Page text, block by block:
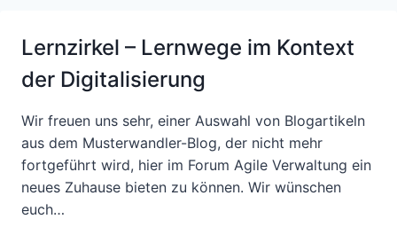
Lernzirkel – Lernwege im Kontext
der Digitalisierung
Wir freuen uns sehr, einer Auswahl von Blogartikeln
aus dem Musterwandler-Blog, der nicht mehr
fortgeführt wird, hier im Forum Agile Verwaltung ein
neues Zuhause bieten zu können. Wir wünschen
euch…